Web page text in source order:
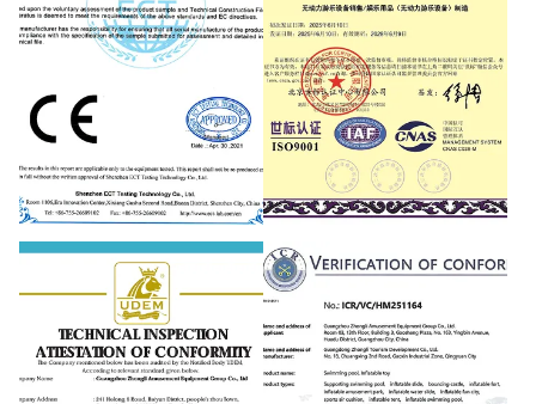
CE Certificate